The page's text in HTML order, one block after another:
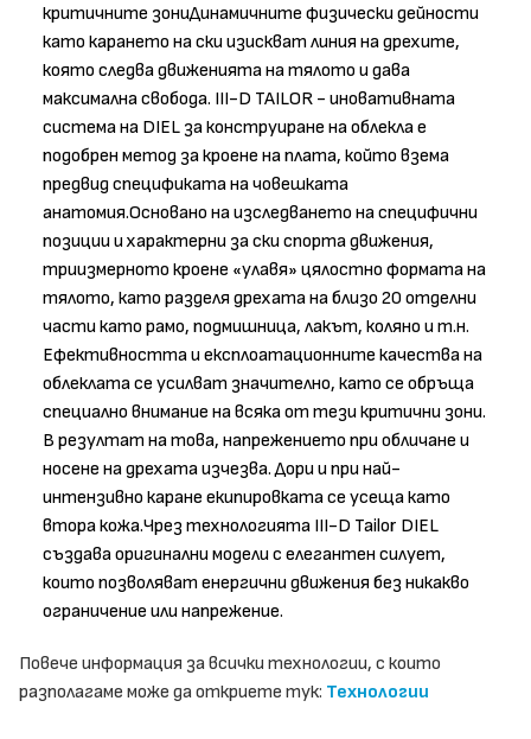
критичните зониДинамичните физически дейности
като карането на ски изискват линия на дрехите,
която следва движенията на тялото и дава
максимална свобода. III-D TAILOR - иновативната
система на DIEL за конструиране на облекла е
подобрен метод за кроене на плата, който взема
предвид спецификата на човешката
анатомия.Основано на изследването на специфични
позиции и характерни за ски спорта движения,
триизмерното кроене «улавя» цялостно формата на
тялото, като разделя дрехата на близо 20 отделни
части като рамо, подмишница, лакът, коляно и т.н.
Ефективността и експлоатационните качества на
облеклата се усилват значително, като се обръща
специално внимание на всяка от тези критични зони.
В резултат на това, напрежението при обличане и
носене на дрехата изчезва. Дори и при най-
интензивно каране екипировката се усеща като
втора кожа.Чрез технологията III-D Tailor DIEL
създава оригинални модели с елегантен силует,
които позволяват енергични движения без никакво
ограничение или напрежение.
Повече информация за всички технологии, с които
разполагаме може да откриете тук: Технологии